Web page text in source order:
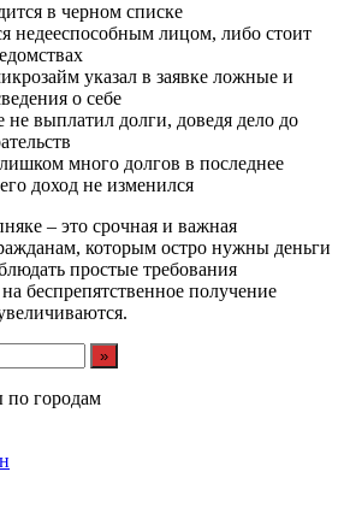
в черном списке
недееспособным лицом, либо стоит
указал в заявке ложные и
о себе
не выплатил долги, доведя дело до
много долгов в последнее
доход не изменился
– это срочная и важная
которым остро нужны деньги
простые требования
беспрепятственное получение
городам